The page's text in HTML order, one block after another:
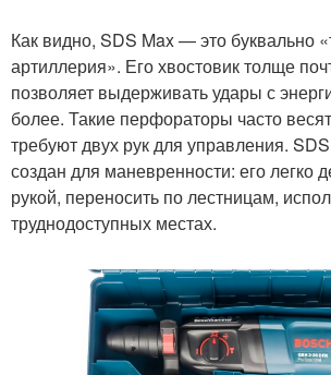
Как видно, SDS Max — это буквально
артиллерия». Его хвостовик толще
позволяет выдерживать удары с
более. Такие перфораторы часто
требуют двух рук для управления.
создан для маневренности: его легко
рукой, переносить по лестницам,
труднодоступных местах.